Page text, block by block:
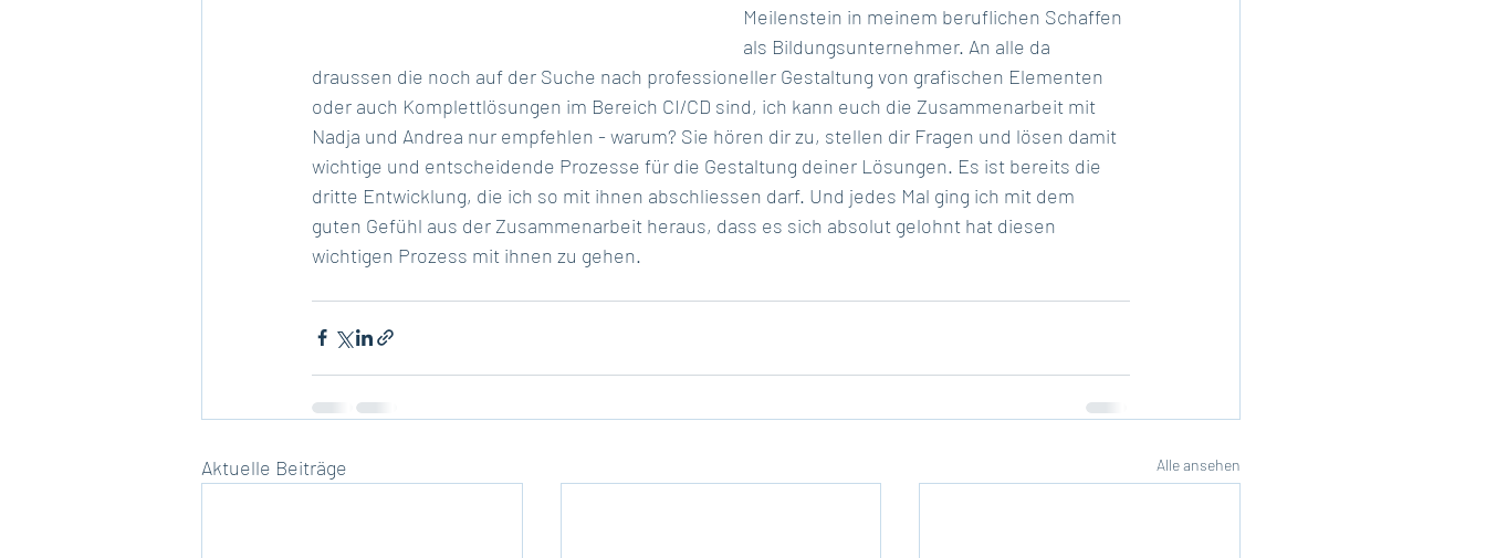
Meilenstein in meinem beruflichen Schaffen
als Bildungsunternehmer. An alle da
draussen die noch auf der Suche nach professioneller Gestaltung von grafischen Elementen
oder auch Komplettlösungen im Bereich CI/CD sind, ich kann euch die Zusammenarbeit mit
Nadja und Andrea nur empfehlen - warum? Sie hören dir zu, stellen dir Fragen und lösen damit
wichtige und entscheidende Prozesse für die Gestaltung deiner Lösungen. Es ist bereits die
dritte Entwicklung, die ich so mit ihnen abschliessen darf. Und jedes Mal ging ich mit dem
guten Gefühl aus der Zusammenarbeit heraus, dass es sich absolut gelohnt hat diesen
wichtigen Prozess mit ihnen zu gehen.
Aktuelle Beiträge Alle ansehen